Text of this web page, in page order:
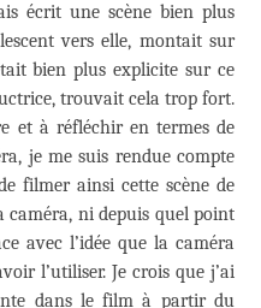
écrit une scène bien plus
vers elle, montait sur
bien plus explicite sur ce
trouvait cela trop fort.
et à réfléchir en termes de
je me suis rendue compte
filmer ainsi cette scène de
caméra, ni depuis quel point
avec l’idée que la caméra
l’utiliser. Je crois que j’ai
dans le film à partir du